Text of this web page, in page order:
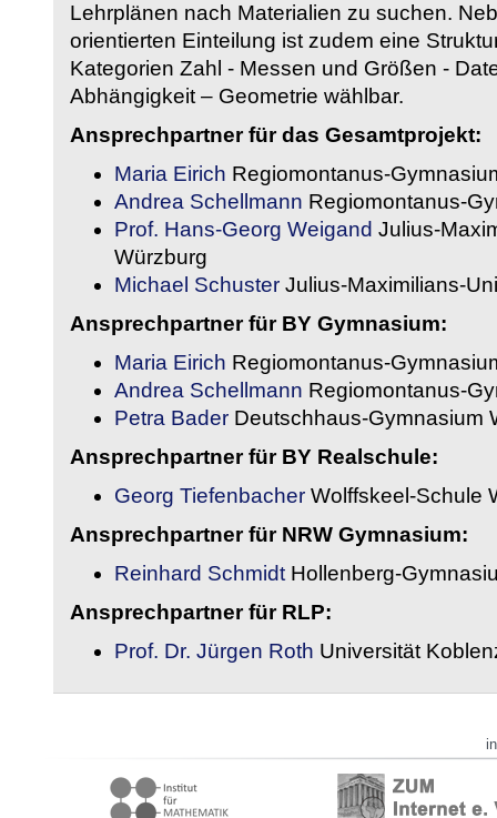
Lehrplänen nach Materialien zu suchen.
orientierten Einteilung ist zudem eine
Kategorien Zahl - Messen und Größen -
Abhängigkeit – Geometrie wählbar.
Ansprechpartner für das Gesamtprojekt:
Maria Eirich Regiomontanus-
Andrea Schellmann Regiomontanus-
Prof. Hans-Georg Weigand Julius-
Würzburg
Michael Schuster Julius-Maximilians-
Ansprechpartner für BY Gymnasium:
Maria Eirich Regiomontanus-
Andrea Schellmann Regiomontanus-
Petra Bader Deutschhaus-Gymnasium
Ansprechpartner für BY Realschule:
Georg Tiefenbacher Wolffskeel-Schule
Ansprechpartner für NRW Gymnasium:
Reinhard Schmidt Hollenberg-
Ansprechpartner für RLP:
Prof. Dr. Jürgen Roth Universität